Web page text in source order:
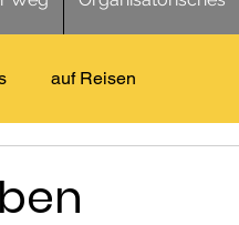
auf Reisen